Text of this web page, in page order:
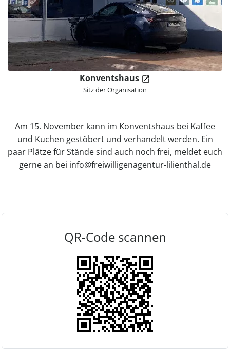
Konventshaus
Sitz der Organisation
Am 15. November kann im Konventshaus bei Kaffee
und Kuchen gestöbert und verhandelt werden. Ein
paar Plätze für Stände sind auch noch frei, meldet euch
gerne an bei info@freiwilligenagentur-lilienthal.de
QR-Code scannen